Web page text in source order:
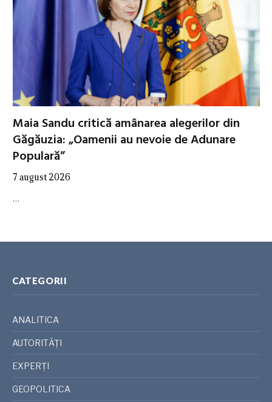
Maia Sandu critică amânarea alegerilor din
Găgăuzia: „Oamenii au nevoie de Adunare
Populară”
7 august 2026
…
CATEGORII
ANALITICA
AUTORITĂȚI
EXPERȚI
GEOPOLITICA